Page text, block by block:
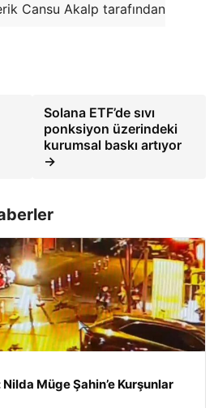
Cansu Akalp tarafından
Solana ETF’de sıvı
ponksiyon üzerindeki
kurumsal baskı artıyor
→
Nilda Müge Şahin’e Kurşunlar